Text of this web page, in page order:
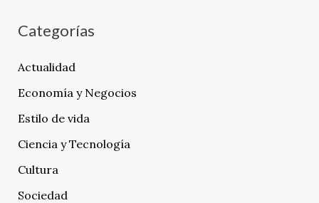
Categorías
Actualidad
Economía y Negocios
Estilo de vida
Ciencia y Tecnología
Cultura
Sociedad